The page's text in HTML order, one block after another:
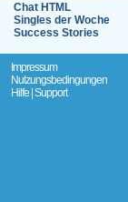
Chat HTML
Singles der Woche
Success Stories
Impressum
Nutzungsbedingungen
Hilfe | Support